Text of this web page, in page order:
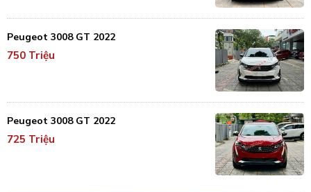
Peugeot 3008 GT 2022
750 Triệu
Peugeot 3008 GT 2022
725 Triệu